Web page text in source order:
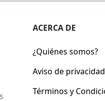
ACERCA DE
¿Quiénes somos?
Aviso de privacidad
Términos y